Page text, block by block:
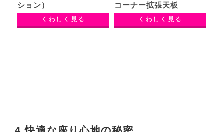
ション）
くわしく見る
コーナー拡張天板
くわしく見る